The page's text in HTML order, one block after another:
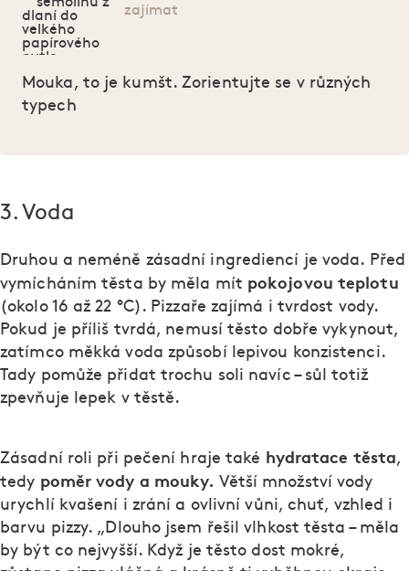
zajímat
Mouka, to je kumšt. Zorientujte se v různých
typech
3. Voda
Druhou a neméně zásadní ingrediencí je voda. Před
vymícháním těsta by měla mít pokojovou teplotu
(okolo 16 až 22 °C). Pizzaře zajímá i tvrdost vody.
Pokud je příliš tvrdá, nemusí těsto dobře vykynout,
zatímco měkká voda způsobí lepivou konzistenci.
Tady pomůže přidat trochu soli navíc – sůl totiž
zpevňuje lepek v těstě.
Zásadní roli při pečení hraje také hydratace těsta,
tedy poměr vody a mouky. Větší množství vody
urychlí kvašení i zrání a ovlivní vůni, chuť, vzhled i
barvu pizzy. „Dlouho jsem řešil vlhkost těsta – měla
by být co nejvyšší. Když je těsto dost mokré,